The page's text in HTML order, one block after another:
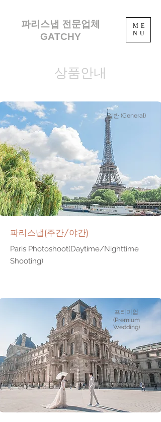
ME
NU
파리스냅 전문업체
GATCHY
​상품안내
일반 (General)
파리스냅(주간/야간)
Paris Photoshoot(Daytime/Nighttime
Shooting)
프리미엄
(Premium
Wedding)